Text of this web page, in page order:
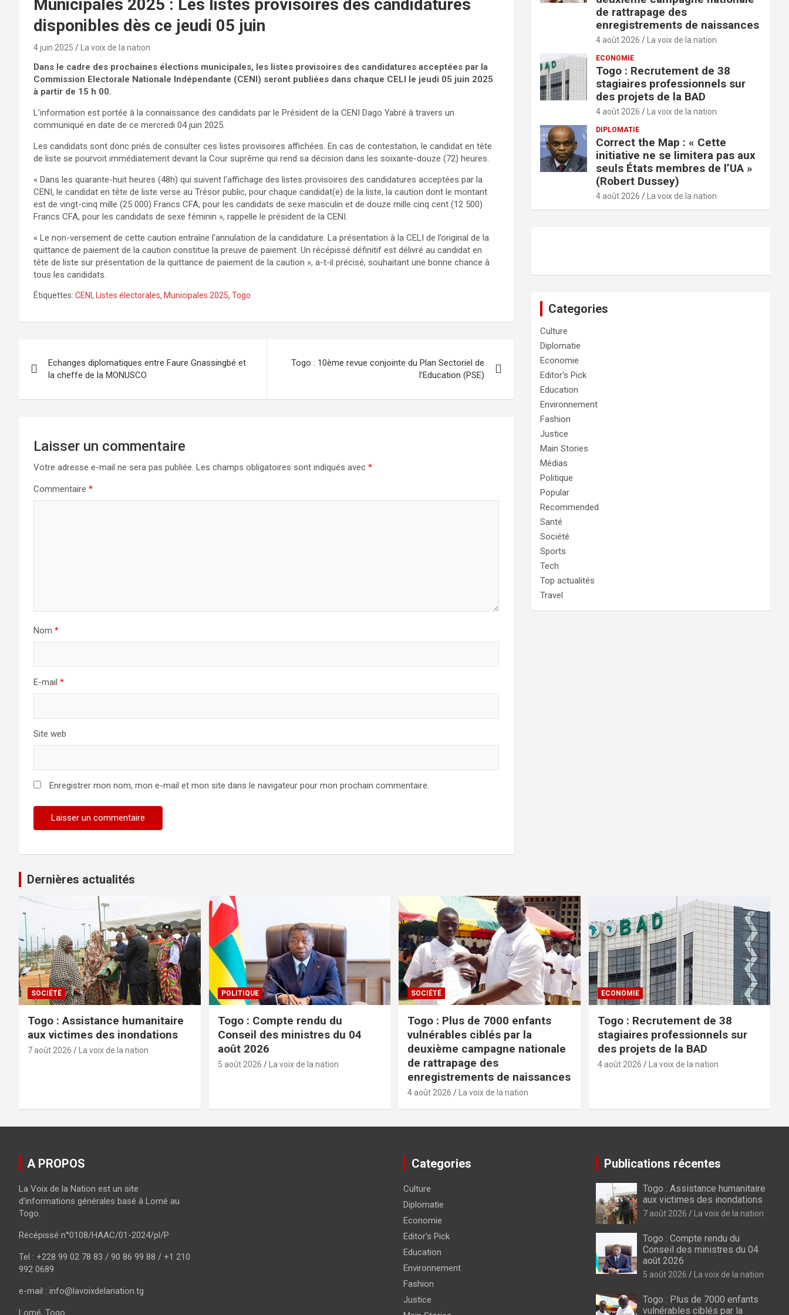
Municipales 2025 : Les listes provisoires des candidatures
disponibles dès ce jeudi 05 juin
4 juin 2025 La voix de la nation
Dans le cadre des prochaines élections municipales, les listes provisoires des candidatures acceptées par la
Commission Electorale Nationale Indépendante (CENI) seront publiées dans chaque CELI le jeudi 05 juin 2025
à partir de 15 h 00.
L’information est portée à la connaissance des candidats par le Président de la CENI Dago Yabré à travers un
communiqué en date de ce mercredi 04 juin 2025.
Les candidats sont donc priés de consulter ces listes provisoires affichées. En cas de contestation, le candidat en tête
de liste se pourvoit immédiatement devant la Cour suprême qui rend sa décision dans les soixante-douze (72) heures.
« Dans les quarante-huit heures (48h) qui suivent l’affichage des listes provisoires des candidatures acceptées par la
CENI, le candidat en tête de liste verse au Trésor public, pour chaque candidat(e) de la liste, la caution dont le montant
est de vingt-cinq mille (25 000) Francs CFA, pour les candidats de sexe masculin et de douze mille cinq cent (12 500)
Francs CFA, pour les candidats de sexe féminin », rappelle le président de la CENI.
« Le non-versement de cette caution entraîne l’annulation de la candidature. La présentation à la CELI de l’original de la
quittance de paiement de la caution constitue la preuve de paiement. Un récépissé définitif est délivré au candidat en
tête de liste sur présentation de la quittance de paiement de la caution », a-t-il précisé, souhaitant une bonne chance à
tous les candidats.
Étiquettes: CENI , Listes électorales, Municipales 2025, Togo
de
l’article
Echanges diplomatiques entre Faure Gnassingbé et
la cheffe de la MONUSCO
Togo : 10ème revue conjointe du Plan Sectoriel de
l’Education (PSE)
Laisser un commentaire
Votre adresse e-mail ne sera pas publiée. Les champs obligatoires sont indiqués avec *
Commentaire *
Nom *
E-mail *
Site web
Enregistrer mon nom, mon e-mail et mon site dans le navigateur pour mon prochain commentaire.
de rattrapage des
enregistrements de naissances
4 août 2026 La voix de la nation
ECONOMIE
Togo : Recrutement de 38
stagiaires professionnels sur
des projets de la BAD
4 août 2026 La voix de la nation
DIPLOMATIE
Correct the Map : « Cette
initiative ne se limitera pas aux
seuls États membres de l’UA »
(Robert Dussey)
4 août 2026 La voix de la nation
Categories
Culture
Diplomatie
Economie
Editor's Pick
Education
Environnement
Fashion
Justice
Main Stories
Médias
Politique
Popular
Recommended
Santé
Société
Sports
Tech
Top actualités
Travel
Dernières actualités
SOCIÉTÉ
Togo : Assistance humanitaire
aux victimes des inondations
7 août 2026 La voix de la nation
POLITIQUE
Togo : Compte rendu du
Conseil des ministres du 04
août 2026
5 août 2026 La voix de la nation
SOCIÉTÉ
Togo : Plus de 7000 enfants
vulnérables ciblés par la
deuxième campagne nationale
de rattrapage des
enregistrements de naissances
4 août 2026 La voix de la nation
ECONOMIE
Togo : Recrutement de 38
stagiaires professionnels sur
des projets de la BAD
4 août 2026 La voix de la nation
A PROPOS
La Voix de la Nation est un site
d’informations générales basé à Lomé au
Togo.
Récépissé n°0108/HAAC/01-2024/pl/P
Tel : +228 99 02 78 83 / 90 86 99 88 / +1 210
992 0689
e-mail : info@lavoixdelanation.tg
Lomé, Togo.
Categories
Culture
Diplomatie
Economie
Editor's Pick
Education
Environnement
Fashion
Justice
Publications récentes
Togo : Assistance humanitaire
aux victimes des inondations
7 août 2026 La voix de la nation
Togo : Compte rendu du
Conseil des ministres du 04
août 2026
5 août 2026 La voix de la nation
Togo : Plus de 7000 enfants
vulnérables ciblés par la